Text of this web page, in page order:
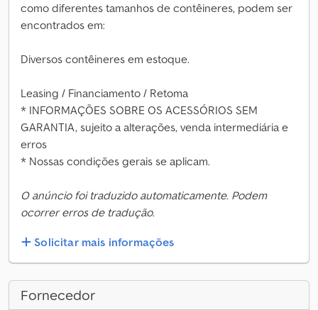
como diferentes tamanhos de contêineres, podem ser
encontrados em:
Diversos contêineres em estoque.
Leasing / Financiamento / Retoma
* INFORMAÇÕES SOBRE OS ACESSÓRIOS SEM
GARANTIA, sujeito a alterações, venda intermediária e
erros
* Nossas condições gerais se aplicam.
O anúncio foi traduzido automaticamente. Podem
ocorrer erros de tradução.
Solicitar mais informações
Fornecedor